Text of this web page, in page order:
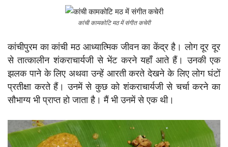
कांची कामकोटि मठ में संगीत कचेरी
कांचीपुरम का कांची मठ आध्यात्मिक जीवन का केंद्र है। लोग दूर दूर
से तात्कालीन शंकराचार्यजी से भेंट करने यहाँ आते हैं। उनकी एक
झलक पाने के लिए अथवा उन्हें आरती करते देखने के लिए लोग घंटों
प्रतीक्षा करते हैं। उनमें से कुछ को शंकराचार्यजी से चर्चा करने का
सौभाग्य भी प्राप्त हो जाता है। मैं भी उनमें से एक थी।